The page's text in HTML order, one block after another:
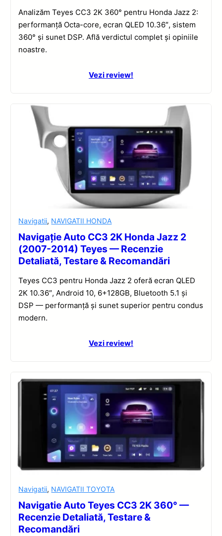
Analizăm Teyes CC3 2K 360° pentru Honda Jazz 2:
performanță Octa-core, ecran QLED 10.36″, sistem
360° și sunet DSP. Află verdictul complet și opiniile
noastre.
Vezi review!
Navigatii, NAVIGATII HONDA
Navigație Auto CC3 2K Honda Jazz 2
(2007-2014) Teyes — Recenzie
Detaliată, Testare & Recomandări
Teyes CC3 pentru Honda Jazz 2 oferă ecran QLED
2K 10.36″, Android 10, 6+128GB, Bluetooth 5.1 și
DSP — performanță și sunet superior pentru condus
modern.
Vezi review!
Navigatii, NAVIGATII TOYOTA
Navigatie Auto Teyes CC3 2K 360° —
Recenzie Detaliată, Testare &
Recomandări